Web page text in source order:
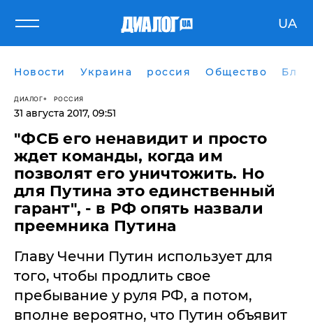
UA
Новости Украина россия Общество
ДИАЛОГ РОССИЯ
31 августа 2017, 09:51
"ФСБ его ненавидит и просто
ждет команды, когда им
позволят его уничтожить. Но
для Путина это единственный
гарант", - в РФ опять назвали
преемника Путина
Главу Чечни Путин использует для
того, чтобы продлить свое
пребывание у руля РФ, а потом,
вполне вероятно, что Путин объявит